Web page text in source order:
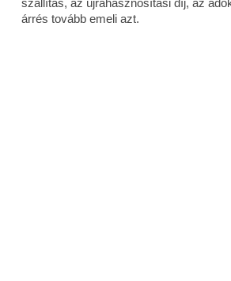
szállítás, az újrahasznosítási díj, az
árrés tovább emeli azt.